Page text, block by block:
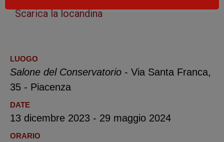
Scarica la locandina
LUOGO
Salone del Conservatorio - Via Santa Franca,
35 - Piacenza
DATE
13 dicembre 2023 - 29 maggio 2024
ORARIO